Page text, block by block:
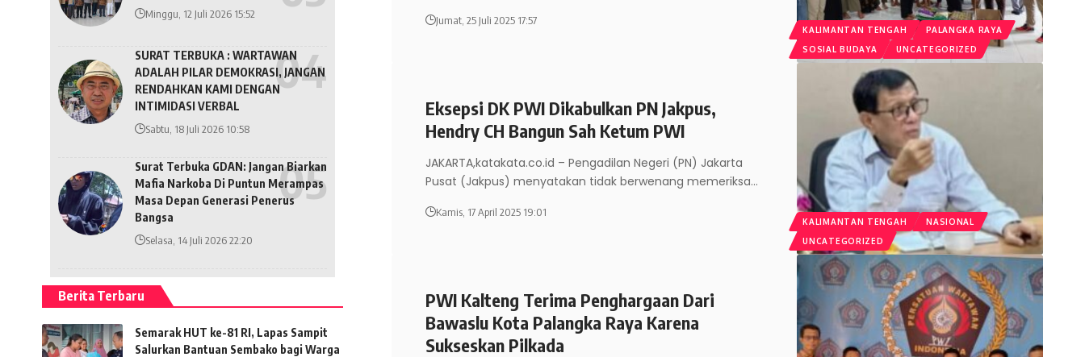
KALIMANTAN TENGAH
PALANGKA RAYA
SOSIAL BUDAYA
UNCATEGORIZED
Jumat, 25 Juli 2025 17:57
KALIMANTAN TENGAH
NASIONAL
UNCATEGORIZED
Eksepsi DK PWI Dikabulkan PN Jakpus,
Hendry CH Bangun Sah Ketum PWI
JAKARTA,katakata.co.id – Pengadilan Negeri (PN) Jakarta
Pusat (Jakpus) menyatakan tidak berwenang memeriksa…
Kamis, 17 April 2025 19:01
PWI Kalteng Terima Penghargaan Dari
Bawaslu Kota Palangka Raya Karena
Sukseskan Pilkada
Minggu, 12 Juli 2026 15:52
SURAT TERBUKA : WARTAWAN
ADALAH PILAR DEMOKRASI, JANGAN
RENDAHKAN KAMI DENGAN
INTIMIDASI VERBAL
Sabtu, 18 Juli 2026 10:58
Surat Terbuka GDAN: Jangan Biarkan
Mafia Narkoba Di Puntun Merampas
Masa Depan Generasi Penerus
Bangsa
Selasa, 14 Juli 2026 22:20
Berita Terbaru
Semarak HUT ke-81 RI, Lapas Sampit
Salurkan Bantuan Sembako bagi Warga